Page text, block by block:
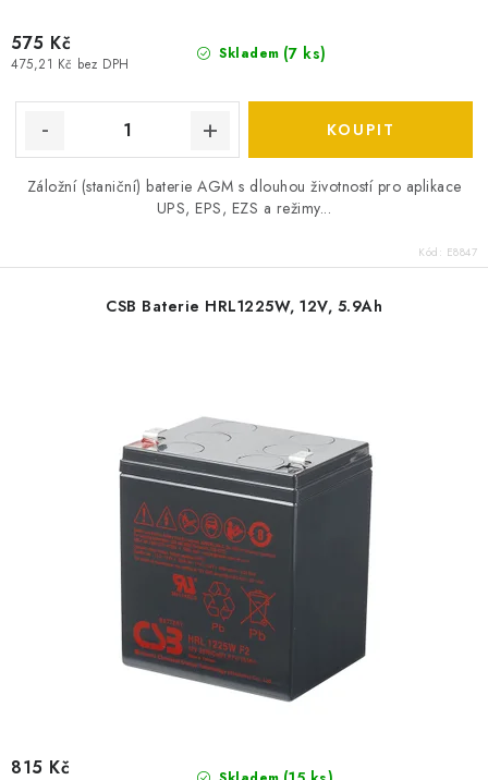
Skladem (7 ks)
475,21 Kč bez DPH
575 Kč
Záložní (staniční) baterie AGM s dlouhou životností pro aplikace
UPS, EPS, EZS a režimy...
Kód: E8847
CSB Baterie HRL1225W, 12V, 5.9Ah
815 Kč